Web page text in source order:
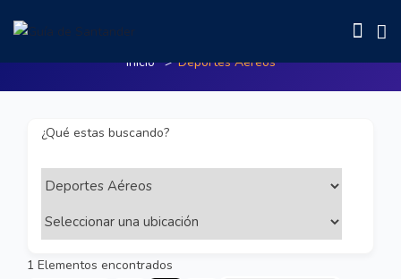
Deportes Aéreos
Inicio Deportes Aéreos
¿Qué estas buscando?
1 Elementos encontrados